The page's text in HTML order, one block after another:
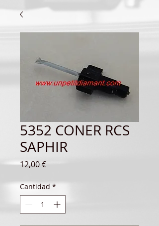
5352 CONER RCS
SAPHIR
12,00 €Precio
Cantidad *